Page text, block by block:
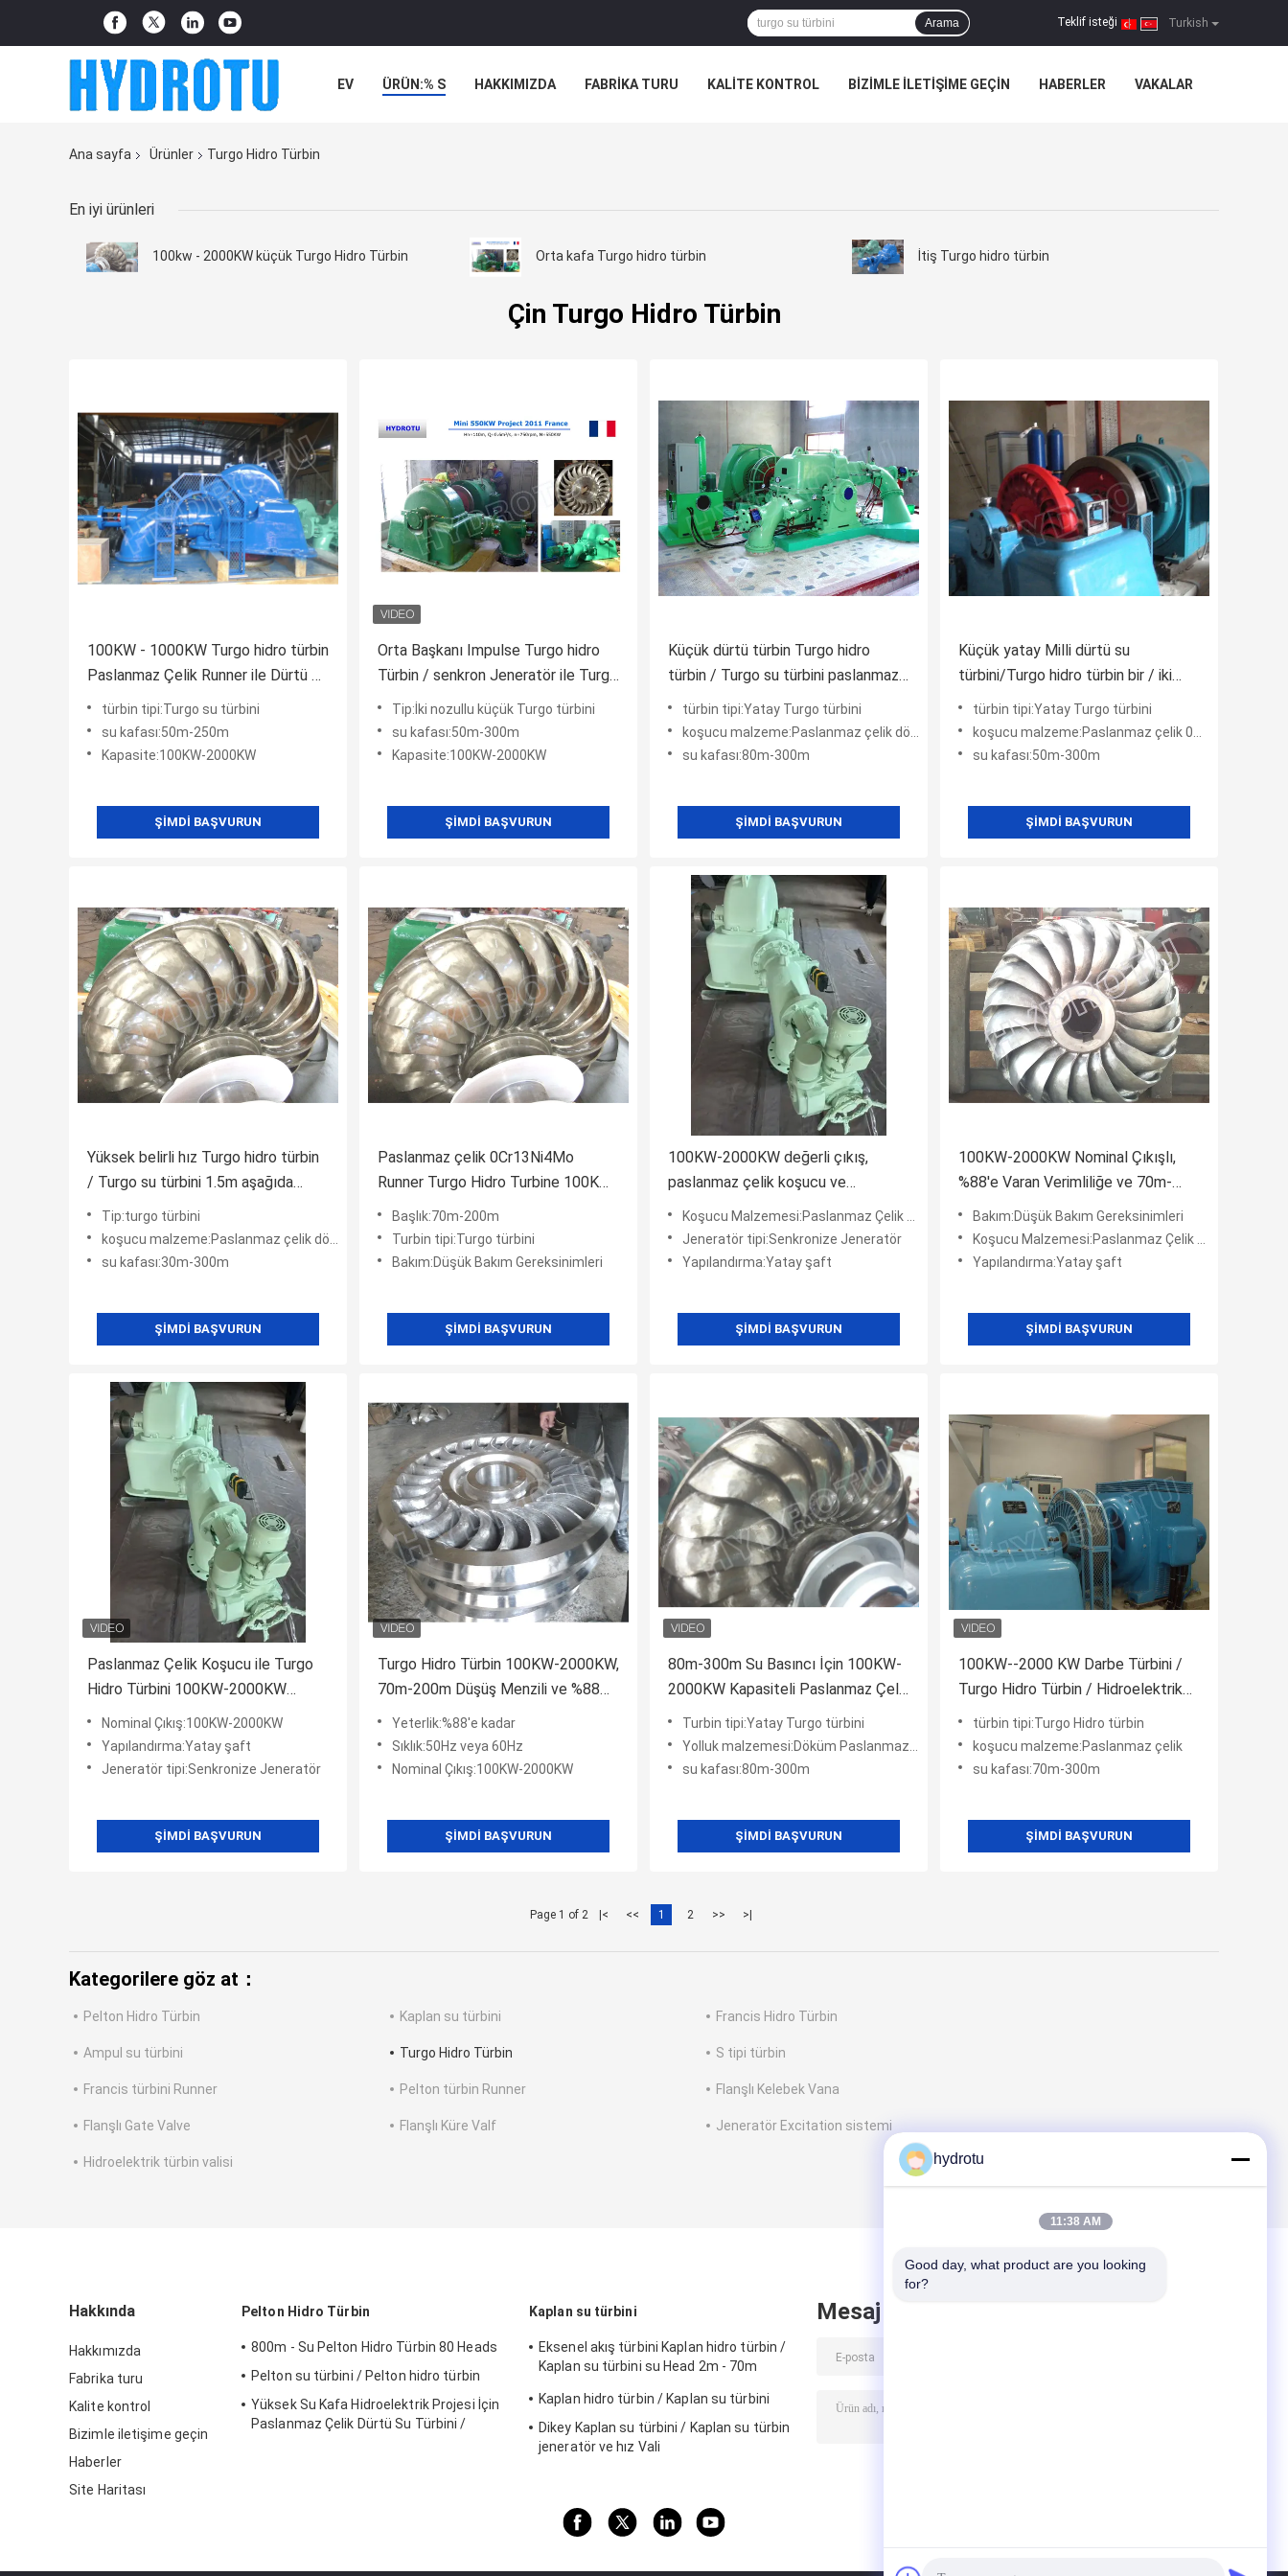
Turkish
Teklif isteği |
Arama
EV ÜRÜN:% S HAKKIMIZDA FABRIKA TURU KALITE KONTROL BIZIMLE ILETIŞIME GEÇIN HABERLER VAKALAR
Ana sayfa Ürünler Turgo Hidro Türbin
En iyi ürünleri
100kw - 2000KW küçük Turgo Hidro Türbin Orta kafa Turgo hidro türbin İtiş Turgo hidro türbin
Çin Turgo Hidro Türbin
100KW - 1000KW Turgo hidro türbin
Paslanmaz Çelik Runner ile Dürtü Su
Türbini
türbin tipi:Turgo su türbini
su kafası:50m-250m
Kapasite:100KW-2000KW
ŞIMDI BAŞVURUN
Orta Başkanı Impulse Turgo hidro
Türbin / senkron Jeneratör ile Turgo
su türbini
Tip:İki nozullu küçük Turgo türbini
su kafası:50m-300m
Kapasite:100KW-2000KW
ŞIMDI BAŞVURUN
Küçük dürtü türbin Turgo hidro
türbin / Turgo su türbini paslanmaz
çelik Runner ile
türbin tipi:Yatay Turgo türbini
koşucu malzeme:Paslanmaz çelik döküm
su kafası:80m-300m
ŞIMDI BAŞVURUN
Küçük yatay Milli dürtü su
türbini/Turgo hidro türbin bir / iki
memeleri
türbin tipi:Yatay Turgo türbini
koşucu malzeme:Paslanmaz çelik 0Cr14Ni4Mo
su kafası:50m-300m
ŞIMDI BAŞVURUN
Yüksek belirli hız Turgo hidro türbin
/ Turgo su türbini 1.5m aşağıda
paslanmaz çelik Runner çapı ile
Tip:turgo türbini
koşucu malzeme:Paslanmaz çelik döküm
su kafası:30m-300m
ŞIMDI BAŞVURUN
Paslanmaz çelik 0Cr13Ni4Mo
Runner Turgo Hidro Turbine 100KW
2000KW Rated Output Impulse Su
Gücü Sistemi
Başlık:70m-200m
Turbin tipi:Turgo türbini
Bakım:Düşük Bakım Gereksinimleri
ŞIMDI BAŞVURUN
100KW-2000KW değerli çıkış,
paslanmaz çelik koşucu ve
hidroelektrik santralleri için% 88
verimlilik ile Turgo hidro türbini
Koşucu Malzemesi:Paslanmaz Çelik (0Cr13Ni4Mo)
Jeneratör tipi:Senkronize Jeneratör
Yapılandırma:Yatay şaft
ŞIMDI BAŞVURUN
100KW-2000KW Nominal Çıkışlı,
%88'e Varan Verimliliğe ve 70m-
200m Düşüş Aralığına Sahip Turgo
Hidro Türbin
Bakım:Düşük Bakım Gereksinimleri
Koşucu Malzemesi:Paslanmaz Çelik (0Cr13Ni4Mo)
Yapılandırma:Yatay şaft
ŞIMDI BAŞVURUN
Paslanmaz Çelik Koşucu ile Turgo
Hidro Türbini 100KW-2000KW
Rated Output ve % 88'e Kadar
Verimlilik
Nominal Çıkış:100KW-2000KW
Yapılandırma:Yatay şaft
Jeneratör tipi:Senkronize Jeneratör
ŞIMDI BAŞVURUN
Turgo Hidro Türbin 100KW-2000KW,
70m-200m Düşüş Menzili ve %88
Verimlilik
Yeterlik:%88'e kadar
Sıklık:50Hz veya 60Hz
Nominal Çıkış:100KW-2000KW
ŞIMDI BAŞVURUN
80m-300m Su Basıncı İçin 100KW-
2000KW Kapasiteli Paslanmaz Çelik
Runner Türbinli Su Türbini
Turbin tipi:Yatay Turgo türbini
Yolluk malzemesi:Döküm Paslanmaz çelik
su kafası:80m-300m
ŞIMDI BAŞVURUN
100KW--2000 KW Darbe Türbini /
Turgo Hidro Türbin / Hidroelektrik
Santrali için su türbini
türbin tipi:Turgo Hidro türbin
koşucu malzeme:Paslanmaz çelik
su kafası:70m-300m
ŞIMDI BAŞVURUN
Page 1 of 2 |< << 1 2 >> >|
Kategorilere göz at：
Pelton Hidro Türbin Kaplan su türbini Francis Hidro Türbin
Ampul su türbini Turgo Hidro Türbin S tipi türbin
Francis türbini Runner Pelton türbin Runner Flanşlı Kelebek Vana
Flanşlı Gate Valve Flanşlı Küre Valf Jeneratör Excitation sistemi
Hidroelektrik türbin valisi
Hakkında
Hakkımızda
Fabrika turu
Kalite kontrol
Bizimle iletişime geçin
Haberler
Site Haritası
Pelton Hidro Türbin
800m - Su Pelton Hidro Türbin 80 Heads
Pelton su türbini / Pelton hidro türbin
Yüksek Su Kafa Hidroelektrik Projesi İçin
Paslanmaz Çelik Dürtü Su Türbini /
Kaplan su türbini
Eksenel akış türbini Kaplan hidro türbin /
Kaplan su türbini su Head 2m - 70m
Kaplan hidro türbin / Kaplan su türbini
Dikey Kaplan su türbini / Kaplan su türbin
jeneratör ve hız Vali
Mesaj bırak
hydrotu
11:38 AM
Good day, what product are you looking
for?